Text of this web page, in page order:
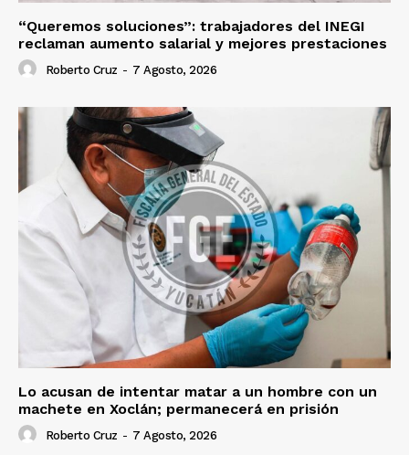
“Queremos soluciones”: trabajadores del INEGI
reclaman aumento salarial y mejores prestaciones
Roberto Cruz - 7 Agosto, 2026
Lo acusan de intentar matar a un hombre con un
machete en Xoclán; permanecerá en prisión
Roberto Cruz - 7 Agosto, 2026